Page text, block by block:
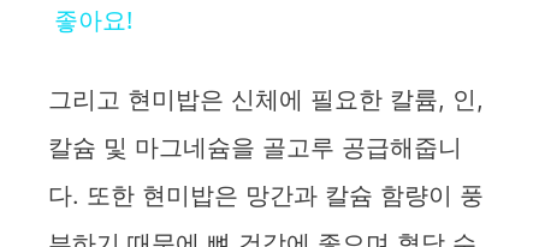
y
V
i
좋아요!
그리고 현미밥은 신체에 필요한 칼륨, 인,
칼슘 및 마그네슘을 골고루 공급해줍니
다. 또한 현미밥은 망간과 칼슘 함량이 풍